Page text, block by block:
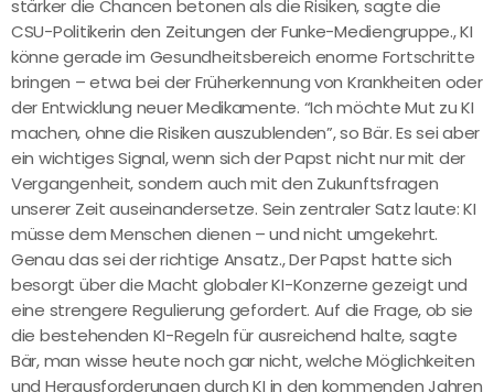
stärker die Chancen betonen als die Risiken, sagte die
CSU-Politikerin den Zeitungen der Funke-Mediengruppe., KI
könne gerade im Gesundheitsbereich enorme Fortschritte
bringen – etwa bei der Früherkennung von Krankheiten oder
der Entwicklung neuer Medikamente. “Ich möchte Mut zu KI
machen, ohne die Risiken auszublenden”, so Bär. Es sei aber
ein wichtiges Signal, wenn sich der Papst nicht nur mit der
Vergangenheit, sondern auch mit den Zukunftsfragen
unserer Zeit auseinandersetze. Sein zentraler Satz laute: KI
müsse dem Menschen dienen – und nicht umgekehrt.
Genau das sei der richtige Ansatz., Der Papst hatte sich
besorgt über die Macht globaler KI-Konzerne gezeigt und
eine strengere Regulierung gefordert. Auf die Frage, ob sie
die bestehenden KI-Regeln für ausreichend halte, sagte
Bär, man wisse heute noch gar nicht, welche Möglichkeiten
und Herausforderungen durch KI in den kommenden Jahren